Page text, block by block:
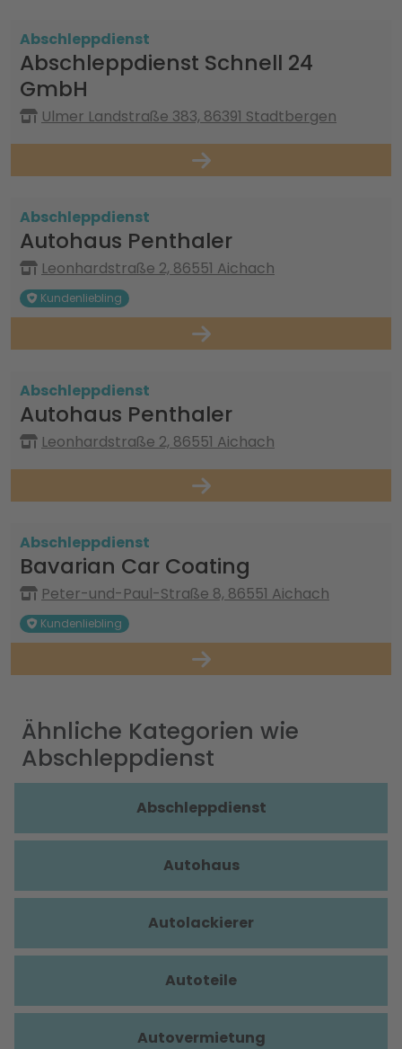
Abschleppdienst
Abschleppdienst Schnell 24
GmbH
Ulmer Landstraße 383, 86391 Stadtbergen
Abschleppdienst
Autohaus Penthaler
Leonhardstraße 2, 86551 Aichach
Kundenliebling
Abschleppdienst
Autohaus Penthaler
Leonhardstraße 2, 86551 Aichach
Abschleppdienst
Bavarian Car Coating
Peter-und-Paul-Straße 8, 86551 Aichach
Kundenliebling
Ähnliche Kategorien wie
Abschleppdienst
Abschleppdienst
Autohaus
Autolackierer
Autoteile
Autovermietung